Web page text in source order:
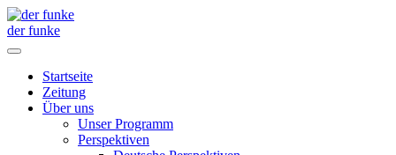
der funke
Startseite
Zeitung
Über uns
Unser Programm
Perspektiven